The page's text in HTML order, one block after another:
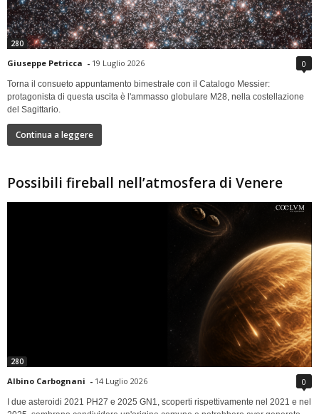
280
Giuseppe Petricca - 19 Luglio 2026 0
Torna il consueto appuntamento bimestrale con il Catalogo Messier:
protagonista di questa uscita è l'ammasso globulare M28, nella costellazione
del Sagittario.
Continua a leggere
Possibili fireball nell’atmosfera di Venere
280
Albino Carbognani - 14 Luglio 2026 0
I due asteroidi 2021 PH27 e 2025 GN1, scoperti rispettivamente nel 2021 e nel